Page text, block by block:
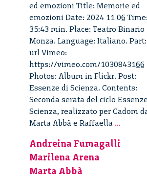
ed emozioni Title: Memorie ed
emozioni Date: 2024 11 06 Time:
35:43 min. Place: Teatro Binario
Monza. Language: Italiano.
url Vimeo:
https://vimeo.com/1030843166
Photos: Album in Flickr. Post:
Essenze di Scienza. Contents:
Seconda serata del ciclo
Scienza, realizzato per Cadom
Marta Abbà e Raffaella ...
Andreina Fumagalli
Marilena Arena
Marta Abbà